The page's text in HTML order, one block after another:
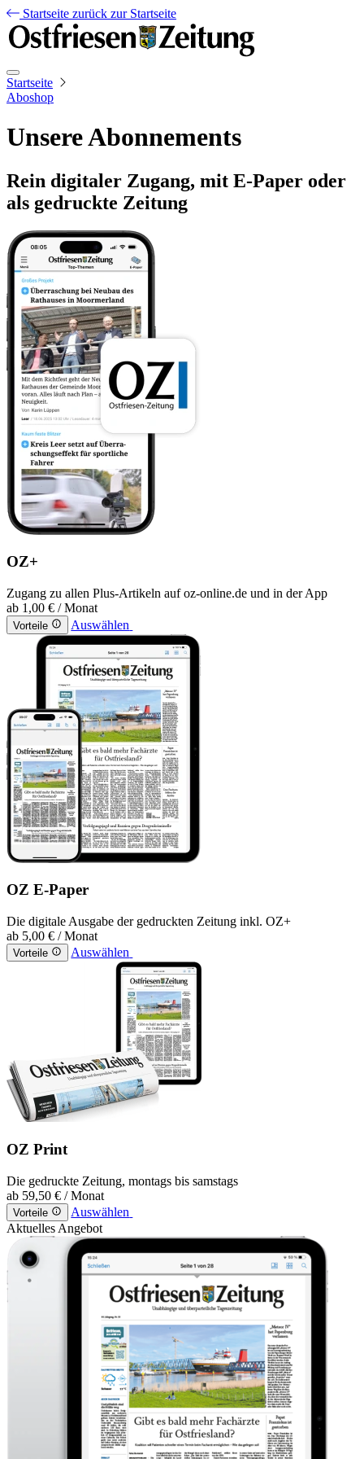
Startseite zurück zur Startseite
Startseite
Aboshop
Unsere Abonnements
Rein digitaler Zugang, mit E-Paper oder
als gedruckte Zeitung
OZ+
Zugang zu allen Plus-Artikeln auf oz-online.de und in der App
ab 1,00 € / Monat
Vorteile Auswählen
OZ E-Paper
Die digitale Ausgabe der gedruckten Zeitung inkl. OZ+
ab 5,00 € / Monat
Vorteile Auswählen
OZ Print
Die gedruckte Zeitung, montags bis samstags
ab 59,50 € / Monat
Vorteile
Auswählen
Aktuelles Angebot